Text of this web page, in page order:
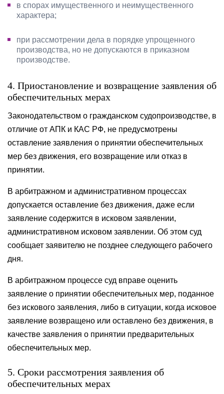
в спорах имущественного и неимущественного
характера;
при рассмотрении дела в порядке упрощенного
производства, но не допускаются в приказном
производстве.
4. Приостановление и возвращение заявления об
обеспечительных мерах
Законодательством о гражданском судопроизводстве, в
отличие от АПК и КАС РФ, не предусмотрены
оставление заявления о принятии обеспечительных
мер без движения, его возвращение или отказ в
принятии.
В арбитражном и административном процессах
допускается оставление без движения, даже если
заявление содержится в исковом заявлении,
административном исковом заявлении. Об этом суд
сообщает заявителю не позднее следующего рабочего
дня.
В арбитражном процессе суд вправе оценить
заявление о принятии обеспечительных мер, поданное
без искового заявления, либо в ситуации, когда исковое
заявление возвращено или оставлено без движения, в
качестве заявления о принятии предварительных
обеспечительных мер.
5. Сроки рассмотрения заявления об
обеспечительных мерах